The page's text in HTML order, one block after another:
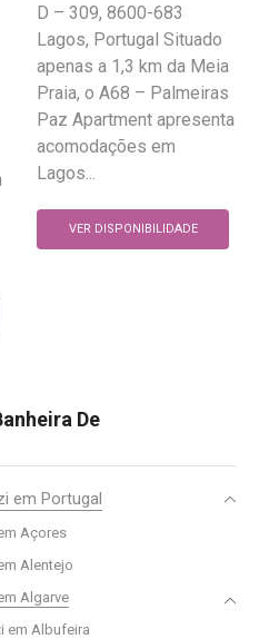
D – 309, 8600-683
Lagos, Portugal Situado
apenas a 1,3 km da Meia
Praia, o A68 – Palmeiras
Paz Apartment apresenta
acomodações em
Lagos...
VER DISPONIBILIDADE
De
em Portugal
Açores
Alentejo
Algarve
em Albufeira